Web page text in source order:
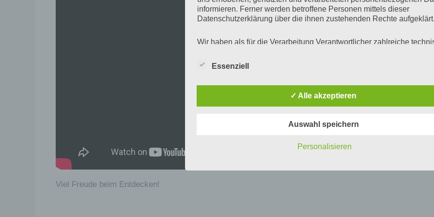
Viel Freude beim Entdecken!
informieren. Ferner werden betroffene Personen mittels dieser
Datenschutzerklärung über die ihnen zustehenden Rechte aufgeklärt.
Wir haben als für die Verarbeitung Verantwortlicher zahlreiche
lückenlosen Schutz der über diese Internetseite verarbeiteten
personenbezogenen Daten sicherzustellen. Dennoch können
Aus diesem Grund steht es jeder betroffenen Person frei,
telefonisch, an uns zu übermitteln.
Essenziell
✓ Alle akzeptieren
Auswahl speichern
Personalisieren